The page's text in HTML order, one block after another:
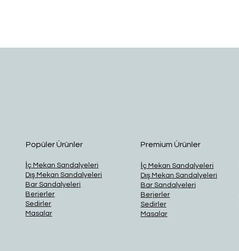
Popüler Ürünler
İç Mekan Sandalyeleri
Dış Mekan Sandalyeleri
Bar Sandalyeleri
Berjerler
Sedirler
Masalar
Premium Ürünler
İç Mekan Sandalyeleri
Dış Mekan Sandalyeleri
Bar Sandalyeleri
Berjerler
Sedirler
Masalar